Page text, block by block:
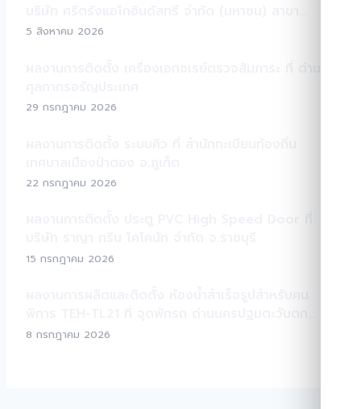
สระแก้ว
5 สิงหาคม 2026
29 กรกฎาคม 2026
22 กรกฎาคม 2026
15 กรกฎาคม 2026
มอเตอร์เวย์ M81
8 กรกฎาคม 2026